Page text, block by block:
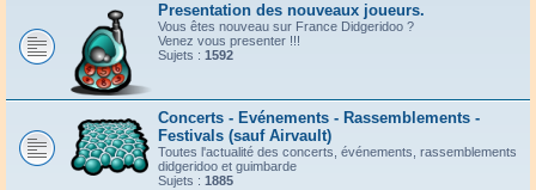
Presentation des nouveaux joueurs.
Vous êtes nouveau sur France Didgeridoo ?
Venez vous presenter !!!
Sujets : 1592
Concerts - Evénements - Rassemblements -
Festivals (sauf Airvault)
Toutes l'actualité des concerts, événements, rassemblements
didgeridoo et guimbarde
Sujets : 1885